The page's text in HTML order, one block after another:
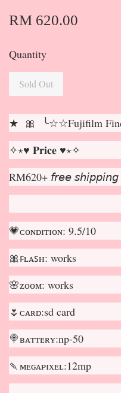
RM 620.00
Quantity
Sold Out
★ 🎀 ╰☆☆Fujifilm
✧⋆♥ 𝐏𝐫𝐢𝐜𝐞 ♥⋆✧
RM620+ 𝘧𝘳𝘦𝘦
💗ᴄᴏɴᴅɪᴛɪᴏɴ: 9.5/10
🎀ꜰʟᴀꜱʜ: works
🌸ᴢᴏᴏᴍ: works
🌷ᴄᴀʀᴅ:sd card
🍭ʙᴀᴛᴛᴇʀʏ:np-50
🍡ᴍᴇɢᴀᴘɪxᴇʟ:12mp